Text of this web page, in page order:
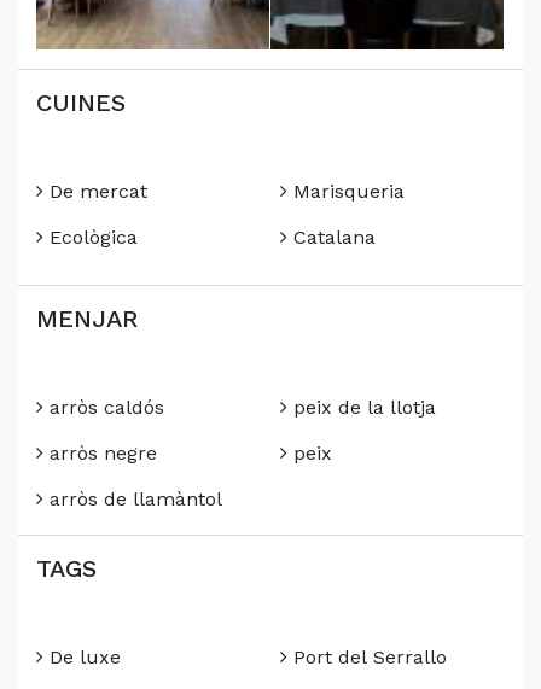
CUINES
De mercat
Ecològica
Marisqueria
Catalana
MENJAR
arròs caldós
arròs negre
arròs de llamàntol
peix de la llotja
peix
TAGS
De luxe Port del Serrallo